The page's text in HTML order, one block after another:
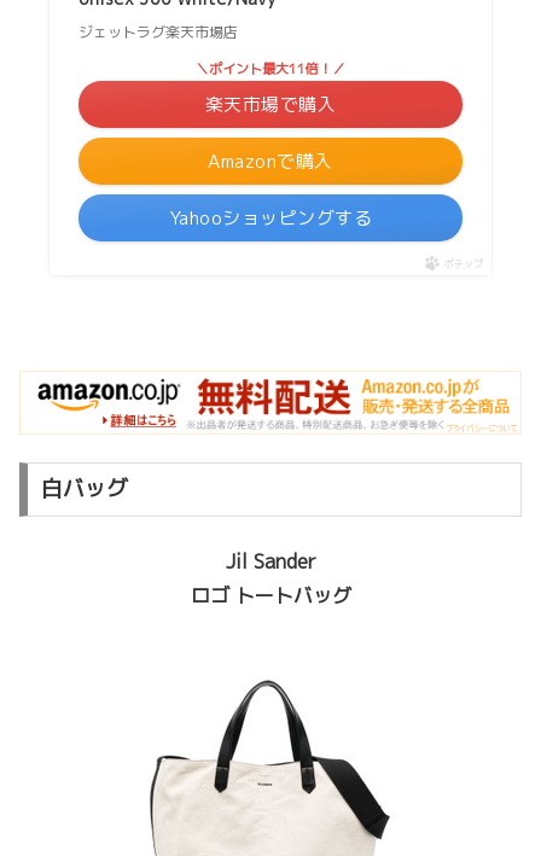
ジェットラグ楽天市場店
Amazonで購入
＼ポイント最大11倍！／
楽天市場で購入
Yahooショッピングする
ポチップ
白バッグ
Jil Sander
ロゴ トートバッグ